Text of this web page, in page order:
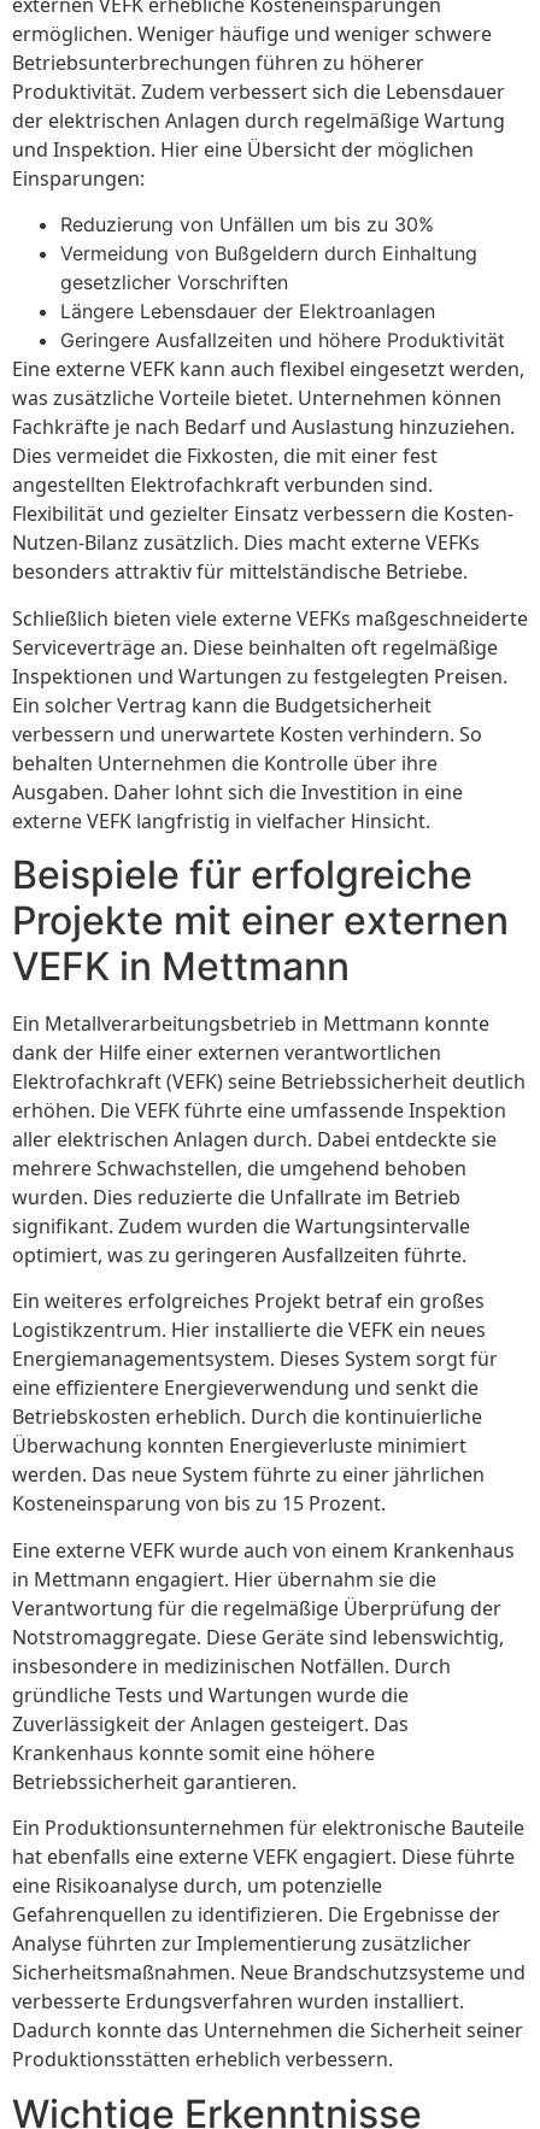
ermöglichen. Weniger häufige und weniger schwere
Betriebsunterbrechungen führen zu höherer
Produktivität. Zudem verbessert sich die Lebensdauer
der elektrischen Anlagen durch regelmäßige Wartung
und Inspektion. Hier eine Übersicht der möglichen
Einsparungen:
Reduzierung von Unfällen um bis zu 30%
Vermeidung von Bußgeldern durch Einhaltung
gesetzlicher Vorschriften
Längere Lebensdauer der Elektroanlagen
Geringere Ausfallzeiten und höhere Produktivität
Eine externe VEFK kann auch flexibel eingesetzt werden,
was zusätzliche Vorteile bietet. Unternehmen können
Fachkräfte je nach Bedarf und Auslastung hinzuziehen.
Dies vermeidet die Fixkosten, die mit einer fest
angestellten Elektrofachkraft verbunden sind.
Flexibilität und gezielter Einsatz verbessern die Kosten-
Nutzen-Bilanz zusätzlich. Dies macht externe VEFKs
besonders attraktiv für mittelständische Betriebe.
Schließlich bieten viele externe VEFKs maßgeschneiderte
Serviceverträge an. Diese beinhalten oft regelmäßige
Inspektionen und Wartungen zu festgelegten Preisen.
Ein solcher Vertrag kann die Budgetsicherheit
verbessern und unerwartete Kosten verhindern. So
behalten Unternehmen die Kontrolle über ihre
Ausgaben. Daher lohnt sich die Investition in eine
externe VEFK langfristig in vielfacher Hinsicht.
Beispiele für erfolgreiche
Projekte mit einer externen
VEFK in Mettmann
Ein Metallverarbeitungsbetrieb in Mettmann konnte
dank der Hilfe einer externen verantwortlichen
Elektrofachkraft (VEFK) seine Betriebssicherheit deutlich
erhöhen. Die VEFK führte eine umfassende Inspektion
aller elektrischen Anlagen durch. Dabei entdeckte sie
mehrere Schwachstellen, die umgehend behoben
wurden. Dies reduzierte die Unfallrate im Betrieb
signifikant. Zudem wurden die Wartungsintervalle
optimiert, was zu geringeren Ausfallzeiten führte.
Ein weiteres erfolgreiches Projekt betraf ein großes
Logistikzentrum. Hier installierte die VEFK ein neues
Energiemanagementsystem. Dieses System sorgt für
eine effizientere Energieverwendung und senkt die
Betriebskosten erheblich. Durch die kontinuierliche
Überwachung konnten Energieverluste minimiert
werden. Das neue System führte zu einer jährlichen
Kosteneinsparung von bis zu 15 Prozent.
Eine externe VEFK wurde auch von einem Krankenhaus
in Mettmann engagiert. Hier übernahm sie die
Verantwortung für die regelmäßige Überprüfung der
Notstromaggregate. Diese Geräte sind lebenswichtig,
insbesondere in medizinischen Notfällen. Durch
gründliche Tests und Wartungen wurde die
Zuverlässigkeit der Anlagen gesteigert. Das
Krankenhaus konnte somit eine höhere
Betriebssicherheit garantieren.
Ein Produktionsunternehmen für elektronische Bauteile
hat ebenfalls eine externe VEFK engagiert. Diese führte
eine Risikoanalyse durch, um potenzielle
Gefahrenquellen zu identifizieren. Die Ergebnisse der
Analyse führten zur Implementierung zusätzlicher
Sicherheitsmaßnahmen. Neue Brandschutzsysteme und
verbesserte Erdungsverfahren wurden installiert.
Dadurch konnte das Unternehmen die Sicherheit seiner
Produktionsstätten erheblich verbessern.
Wichtige Erkenntnisse